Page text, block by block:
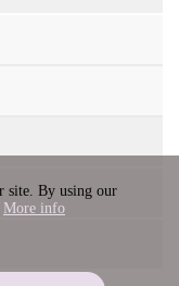
site. By using our
More info